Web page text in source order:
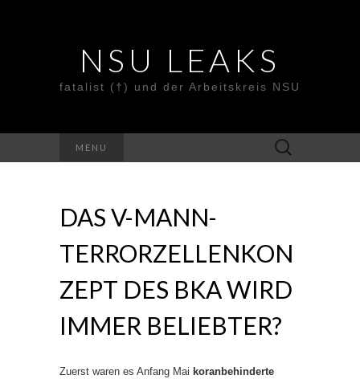
NSU LEAKS
fatalist (†) und der Arbeitskreis NSU
MENU
Suche
nach:
DAS V-MANN-
TERRORZELLENKON
ZEPT DES BKA WIRD
IMMER BELIEBTER?
Zuerst waren es Anfang Mai koranbehinderte